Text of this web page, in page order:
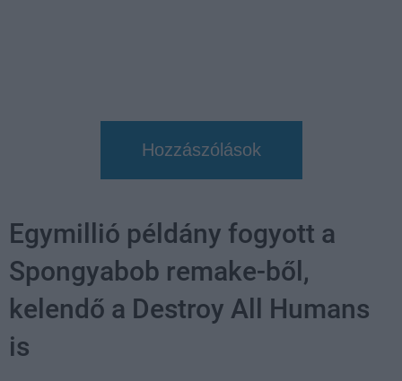
Hozzászólások
Egymillió példány fogyott a
Spongyabob remake-ből,
kelendő a Destroy All Humans
is